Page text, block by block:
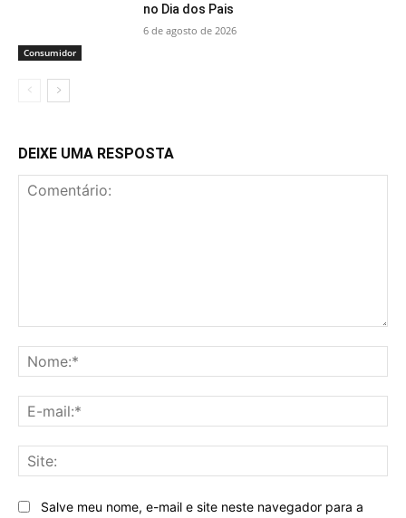
Consumidor
no Dia dos Pais
6 de agosto de 2026
DEIXE UMA RESPOSTA
Salve meu nome, e-mail e site neste navegador para a